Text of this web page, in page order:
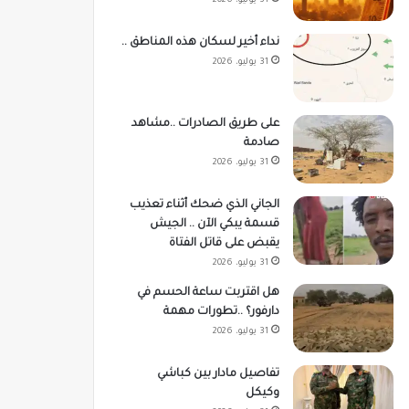
نداء أخير لسكان هذه المناطق ..
31 يوليو، 2026
على طريق الصادرات ..مشاهد
صادمة
31 يوليو، 2026
الجاني الذي ضحك أثناء تعذيب
قسمة يبكي الآن .. الجيش
يقبض على قاتل الفتاة
31 يوليو، 2026
هل اقتربت ساعة الحسم في
دارفور؟ ..تطورات مهمة
31 يوليو، 2026
تفاصيل مادار بين كباشي
وكيكل